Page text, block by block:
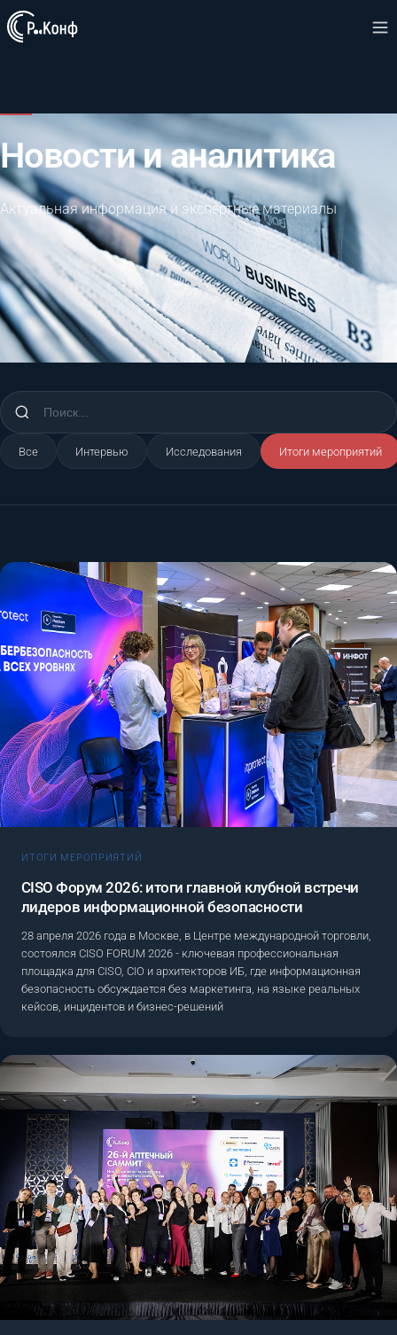
Новости и аналитика
Актуальная информация и экспертные материалы
Все Интервью Исследования Итоги мероприятий
ИТОГИ МЕРОПРИЯТИЙ
CISO Форум 2026: итоги главной клубной встречи
лидеров информационной безопасности
28 апреля 2026 года в Москве, в Центре международной торговли,
состоялся CISO FORUM 2026 - ключевая профессиональная
площадка для CISO, CIO и архитекторов ИБ, где информационная
безопасность обсуждается без маркетинга, на языке реальных
кейсов, инцидентов и бизнес-решений